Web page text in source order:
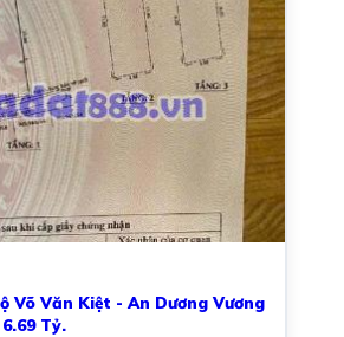
Võ Văn Kiệt - An Dương Vương
Tỷ.